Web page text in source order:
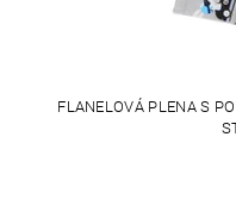
FLANELOVÁ PLENA S